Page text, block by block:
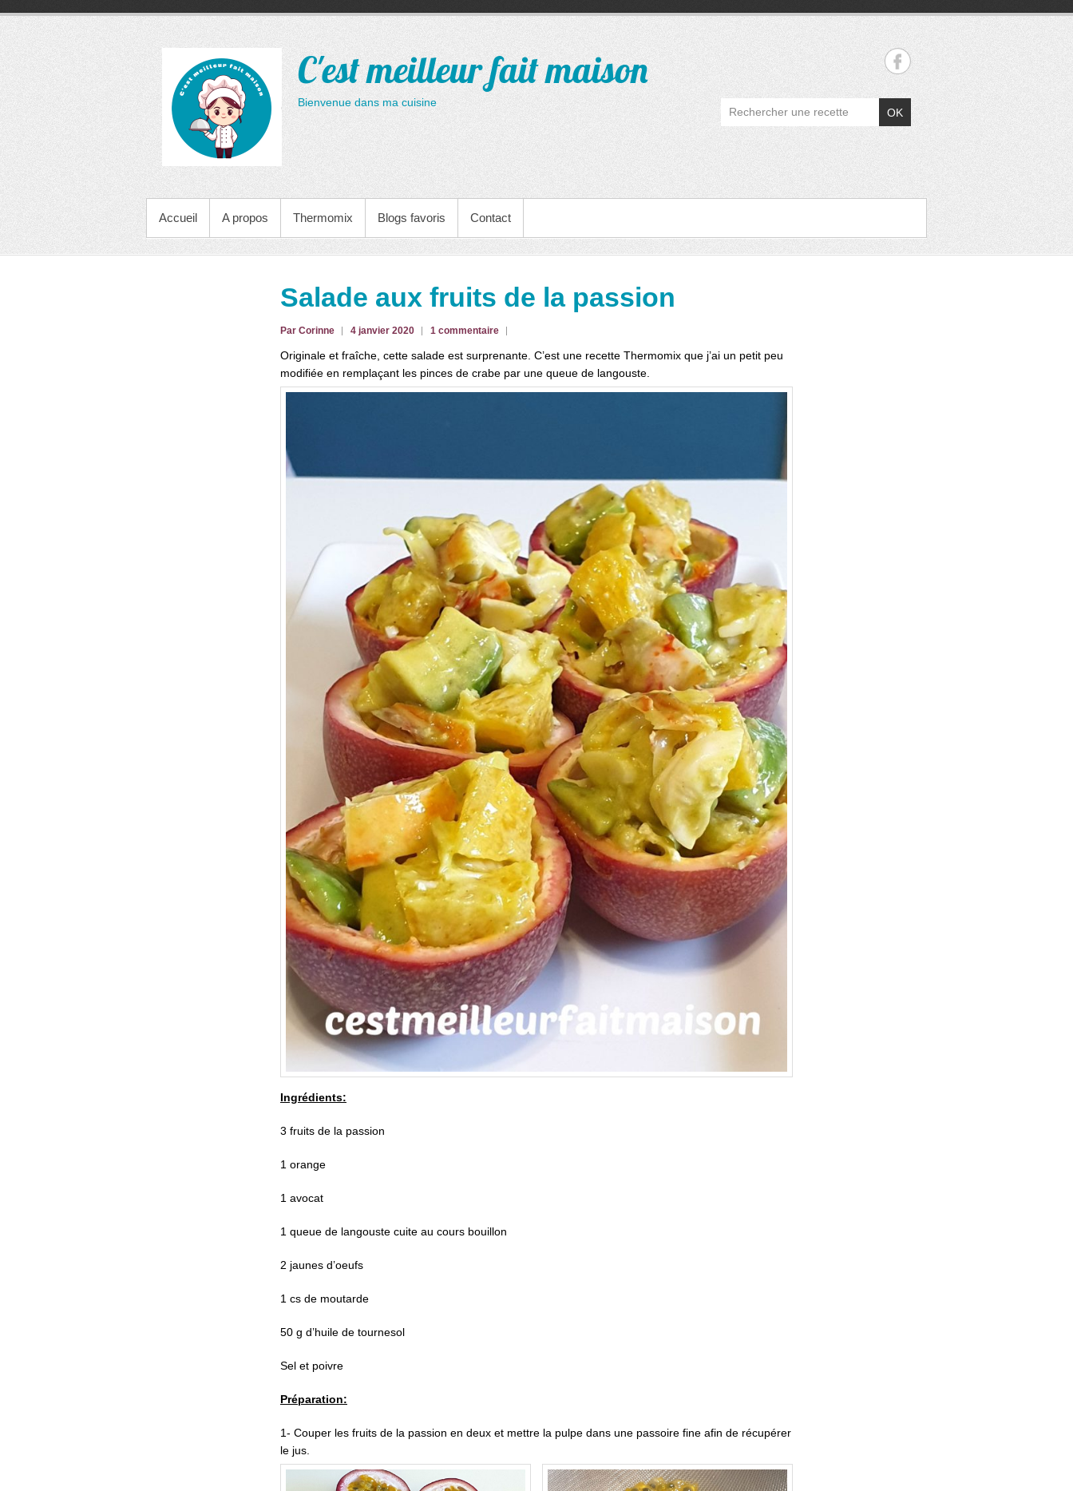
contenu
C'est meilleur fait maison
Bienvenue dans ma cuisine
OK
MENU PRINCIPAL
Accueil A propos Thermomix Blogs favoris Contact
Salade aux fruits de la passion
Par Corinne 4 janvier 2020 1 commentaire
Originale et fraîche, cette salade est surprenante. C’est une recette Thermomix que j’ai un petit peu
modifiée en remplaçant les pinces de crabe par une queue de langouste.
Ingrédients:
3 fruits de la passion
1 orange
1 avocat
1 queue de langouste cuite au cours bouillon
2 jaunes d’oeufs
1 cs de moutarde
50 g d’huile de tournesol
Sel et poivre
Préparation:
1- Couper les fruits de la passion en deux et mettre la pulpe dans une passoire fine afin de récupérer
le jus.